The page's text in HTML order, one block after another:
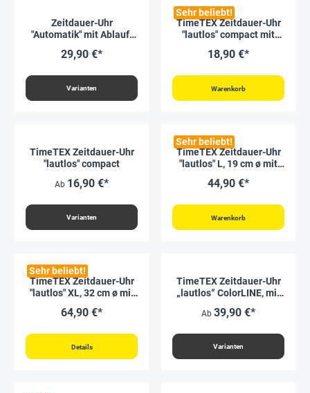
Zeitdauer-Uhr
"Automatik" mit Ablauf-
29,90 €*
Varianten
Sehr beliebt!
TimeTEX Zeitdauer-Uhr
"lautlos" compact mit
18,90 €*
Warenkorb
TimeTEX Zeitdauer-Uhr
"lautlos" compact
Ab 16,90 €*
Varianten
Sehr beliebt!
TimeTEX Zeitdauer-Uhr
"lautlos" L, 19 cm ø mit
44,90 €*
Warenkorb
Sehr beliebt!
TimeTEX Zeitdauer-Uhr
"lautlos" XL, 32 cm ø mit
64,90 €*
Details
TimeTEX Zeitdauer-Uhr
„lautlos“ ColorLINE, mit
Ab 39,90 €*
Varianten